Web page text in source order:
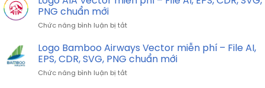
miễn
PNG
CDR,
PNG
chuẩn
Vector
phí
File
AI,
CDR,
PNG chuẩn mới
Chức năng bình luận bị tắtở
AIA
Vector
phí
Logo Bamboo Airways Vector miễn phí – File AI,
EPS, CDR, SVG, PNG chuẩn mới
Chức năng bình luận bị tắtở